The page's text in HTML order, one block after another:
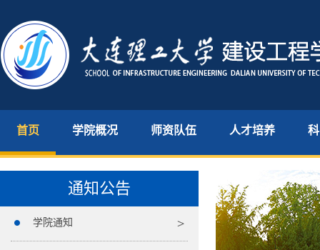
首页 学院概况 师资队伍 人才培养
通知公告
学院通知